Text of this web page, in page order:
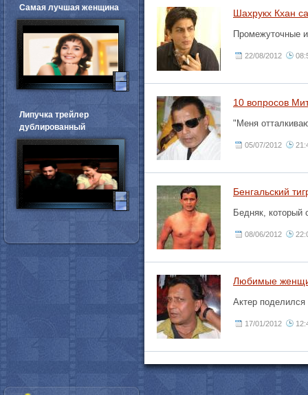
Шахрукх Кхан
Промежуточные
22/08/2012
10 вопросов
"Меня
05/07/2012
Бенгальский
Бедняк, который
08/06/2012
Любимые
Актер
17/01/2012
Самая лучшая женщина
Липучка трейлер
дублированный